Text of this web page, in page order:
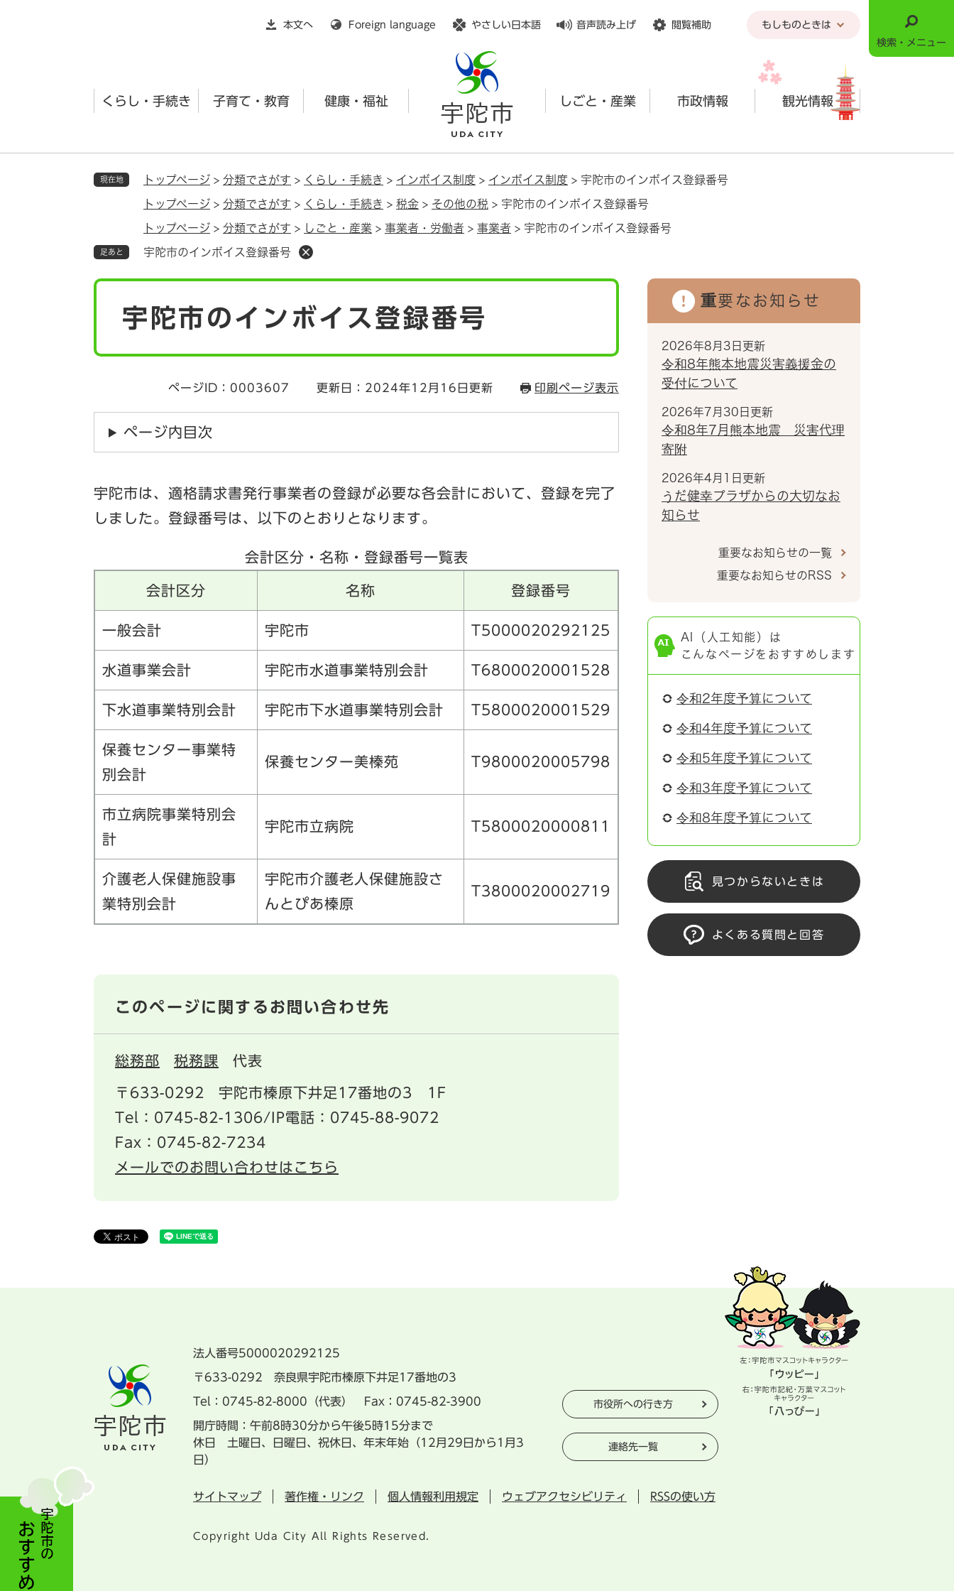
本文へ
Foreign language やさしい日本語 音声読み上げ 閲覧補助 もしものときは
くらし・手続き 子育て・教育 健康・福祉 しごと・産業 市政情報 観光情報
検索・メニュー
現在地 トップページ > 分類でさがす > くらし・手続き > インボイス制度 > インボイス制度 > 宇陀市のインボイス登録番号
トップページ > 分類でさがす > くらし・手続き > 税金 > その他の税 > 宇陀市のインボイス登録番号
トップページ > 分類でさがす > しごと・産業 > 事業者・労働者 > 事業者 > 宇陀市のインボイス登録番号
足あと 宇陀市のインボイス登録番号
宇陀市のインボイス登録番号
ページID：0003607 更新日：2024年12月16日更新 印刷ページ表示
ページ内目次
宇陀市は、適格請求書発行事業者の登録が必要な各会計において、登録を完了
しました。登録番号は、以下のとおりとなります。
会計区分・名称・登録番号一覧表
会計区分 名称 登録番号
一般会計 宇陀市 T5000020292125
水道事業会計 宇陀市水道事業特別会計 T6800020001528
下水道事業特別会計 宇陀市下水道事業特別会計 T5800020001529
保養センター事業特
別会計
保養センター美榛苑 T9800020005798
市立病院事業特別会
計
宇陀市立病院 T5800020000811
介護老人保健施設事
業特別会計
宇陀市介護老人保健施設さ
んとぴあ榛原
T3800020002719
このページに関するお問い合わせ先
総務部 税務課 代表
〒633-0292
宇陀市榛原下井足17番地の3 1F
Tel：0745-82-1306/IP電話：0745-88-9072
Fax：0745-82-7234
メールでのお問い合わせはこちら
重要なお知らせ
2026年8月3日更新
令和8年熊本地震災害義援金の
受付について
2026年7月30日更新
令和8年7月熊本地震 災害代理
寄附
2026年4月1日更新
うだ健幸プラザからの大切なお
知らせ
重要なお知らせの一覧
重要なお知らせのRSS
AI（人工知能）は
こんなページをおすすめします
令和2年度予算について
令和4年度予算について
令和5年度予算について
令和3年度予算について
令和8年度予算について
見つからないときは
よくある質問と回答
法人番号5000020292125
〒633-0292 奈良県宇陀市榛原下井足17番地の3
Tel：0745-82-8000（代表） Fax：0745-82-3900
開庁時間：午前8時30分から午後5時15分まで
休日 土曜日、日曜日、祝休日、年末年始（12月29日から1月3
日）
市役所への行き方
連絡先一覧
サイトマップ 著作権・リンク 個人情報利用規定 ウェブアクセシビリティ RSSの使い方
Copyright Uda City All Rights Reserved.